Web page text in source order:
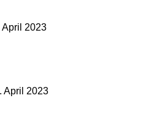
April 2023
April 2023